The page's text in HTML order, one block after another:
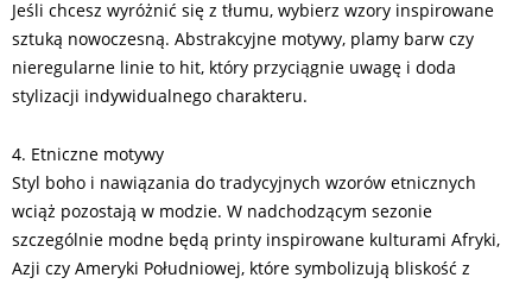
Jeśli chcesz wyróżnić się z tłumu, wybierz wzory inspirowane
sztuką nowoczesną. Abstrakcyjne motywy, plamy barw czy
nieregularne linie to hit, który przyciągnie uwagę i doda
stylizacji indywidualnego charakteru.
4. Etniczne motywy
Styl boho i nawiązania do tradycyjnych wzorów etnicznych
wciąż pozostają w modzie. W nadchodzącym sezonie
szczególnie modne będą printy inspirowane kulturami Afryki,
Azji czy Ameryki Południowej, które symbolizują bliskość z